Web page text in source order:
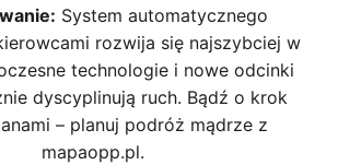
System automatycznego
rozwija się najszybciej w
technologie i nowe odcinki
dyscyplinują ruch. Bądź o krok
– planuj podróż mądrze z
mapaopp.pl.